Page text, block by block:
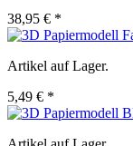
38,95 € *
Artikel auf Lager.
5,49 € *